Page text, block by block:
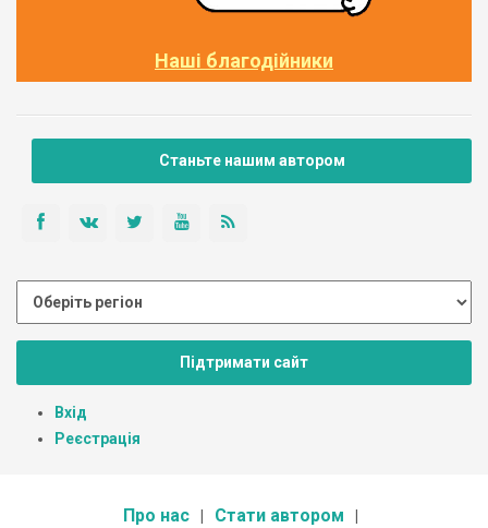
Наші благодійники
Станьте нашим автором
Підтримати сайт
Вхід
Реєстрація
Про нас Стати автором